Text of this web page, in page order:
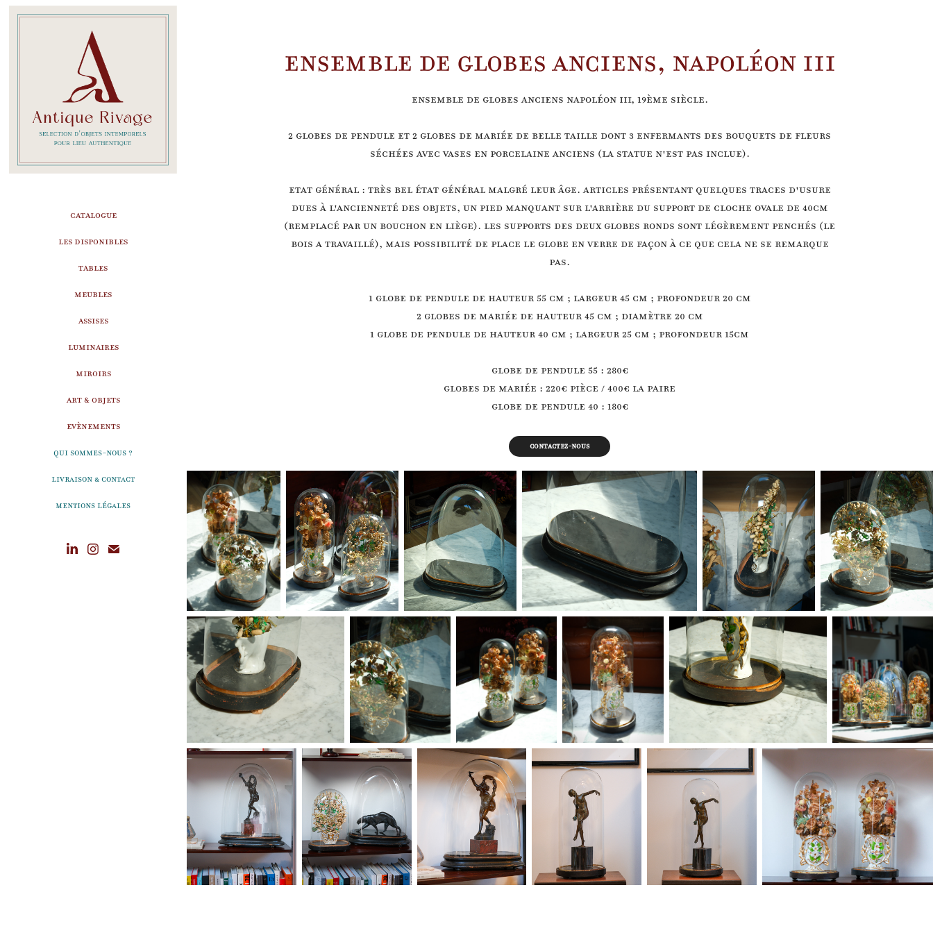
CATALOGUE
LES DISPONIBLES
TABLES
MEUBLES
ASSISES
LUMINAIRES
MIROIRS
ART & OBJETS
EVÈNEMENTS
Qui sommes-nous ?
Livraison & Contact
Mentions légales
ENSEMBLE DE GLOBES ANCIENS, NAPOLÉON III
Ensemble de globes anciens Napoléon III, 19ème siècle.
2 globes de pendule et 2 globes de mariée de belle taille dont 3 enfermants des bouquets de fleurs
séchées avec vases en porcelaine anciens (la statue n'est pas inclue).
Etat général : très bel état général malgré leur âge. Articles présentant quelques traces d'usure
dues à l'ancienneté des objets, un pied manquant sur l'arrière du support de cloche ovale de 40cm
(remplacé par un bouchon en liège). Les supports des deux globes ronds sont légèrement penchés (le
bois a travaillé), mais possibilité de place le globe en verre de façon à ce que cela ne se remarque
pas.
1 globe de pendule de hauteur 55 cm ; largeur 45 cm ; profondeur 20 cm
2 globes de mariée de hauteur 45 cm ; diamètre 20 cm
1 globe de pendule de hauteur 40 cm ; largeur 25 cm ; profondeur 15cm
Globe de pendule 55 : 280€
Globes de mariée : 220€ pièce / 400€ la paire
Globe de pendule 40 : 180€
Contactez-nous